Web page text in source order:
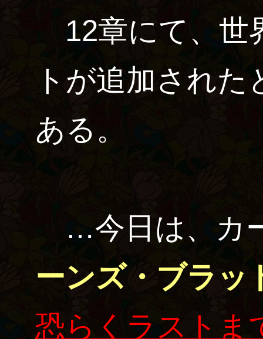
12章にて、世
トが追加され
ある。
…今日は、カ
ーンズ・ブラッ
恐らくラストま